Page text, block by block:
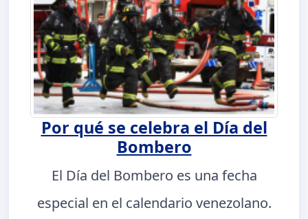
Por qué se celebra el Día del
Bombero
El Día del Bombero es una fecha
especial en el calendario venezolano.